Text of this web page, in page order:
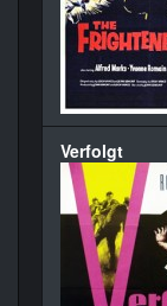
Verfolgt